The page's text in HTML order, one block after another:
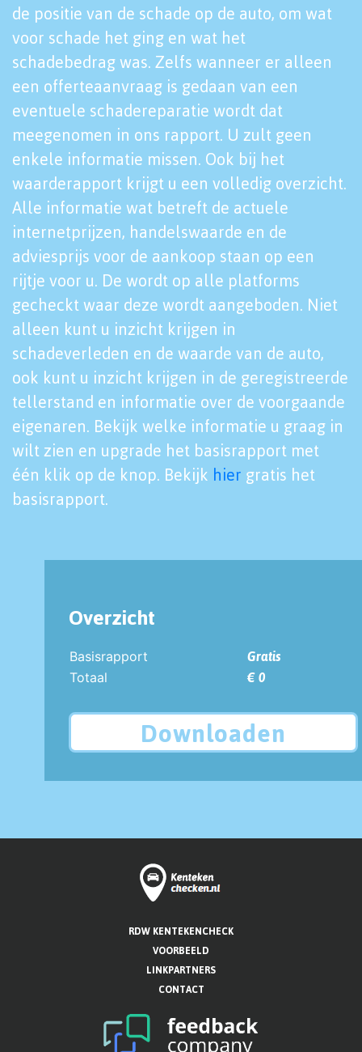
de positie van de schade op de auto, om wat
voor schade het ging en wat het
schadebedrag was. Zelfs wanneer er alleen
een offerteaanvraag is gedaan van een
eventuele schadereparatie wordt dat
meegenomen in ons rapport. U zult geen
enkele informatie missen. Ook bij het
waarderapport krijgt u een volledig overzicht.
Alle informatie wat betreft de actuele
internetprijzen, handelswaarde en de
adviesprijs voor de aankoop staan op een
rijtje voor u. De wordt op alle platforms
gecheckt waar deze wordt aangeboden. Niet
alleen kunt u inzicht krijgen in
schadeverleden en de waarde van de auto,
ook kunt u inzicht krijgen in de geregistreerde
tellerstand en informatie over de voorgaande
eigenaren. Bekijk welke informatie u graag in
wilt zien en upgrade het basisrapport met
één klik op de knop. Bekijk hier gratis het
basisrapport.
Overzicht
Basisrapport
Gratis
Totaal
€ 0
Downloaden
RDW KENTEKENCHECK
VOORBEELD
LINKPARTNERS
CONTACT